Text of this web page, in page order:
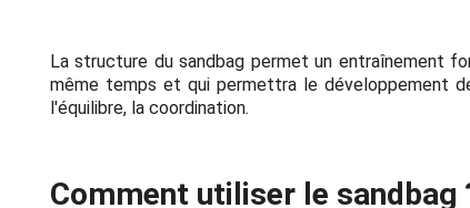
La structure du sandbag permet un entraînement
même temps et qui permettra le développement
l'équilibre, la coordination.
Comment utiliser le sandbag